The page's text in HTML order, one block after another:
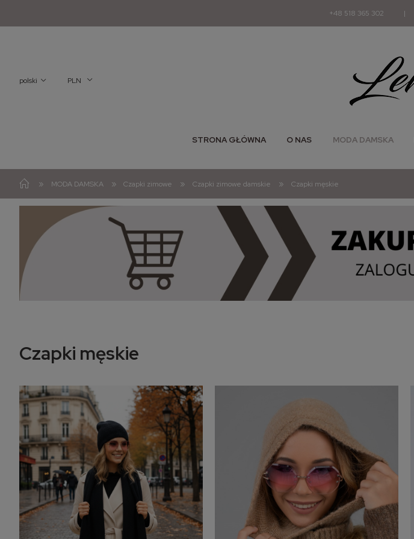
+48 518 365 302 |
polski PLN
STRONA GŁÓWNA O NAS MODA DAMSKA
» MODA DAMSKA » Czapki zimowe » Czapki zimowe damskie » Czapki męskie
Czapki męskie